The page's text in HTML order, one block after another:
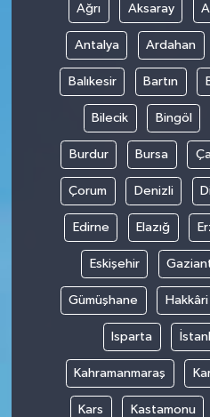
Ağrı Aksaray
Antalya Ardahan
Balıkesir Bartın
Bilecik Bingöl
Burdur Bursa
Çorum Denizli
Edirne Elazığ
Eskişehir
Gümüşhane Hakkâri
Isparta
Kahramanmaraş
Kars Kastamonu